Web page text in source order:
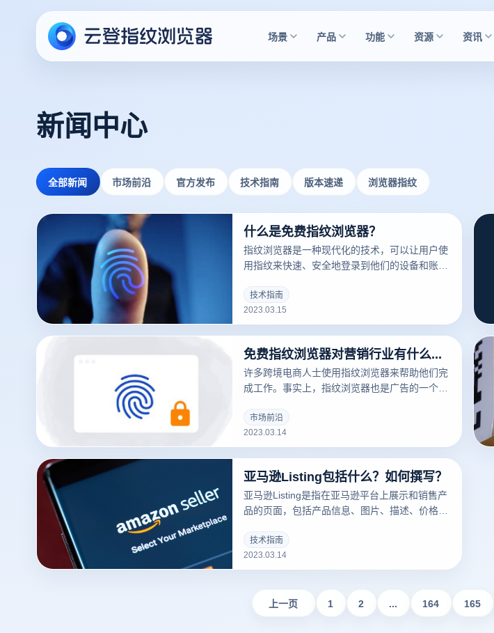
场景 产品 功能 资源 资讯
新闻中心
全部新闻 市场前沿 官方发布 技术指南 版本速递 浏览器指纹
什么是免费指纹浏览器？
指纹浏览器是一种现代化的技术，可以让用户使
用指纹来快速、安全地登录到他们的设备和账
一，并且越来越多的人开始使用它。
技术指南
2023.03.15
免费指纹浏览器对营销行业有什么作用？
许多跨境电商人士使用指纹浏览器来帮助他们完
成工作。事实上，指纹浏览器也是广告的一个非
问题。
市场前沿
2023.03.14
亚马逊Listing包括什么？如何撰写？
亚马逊Listing是指在亚马逊平台上展示和销售产
品的页面，包括产品信息、图片、描述、价格、
可以吸引更多的潜在买家，增加销量。以下云登
录指纹浏览器关于亚马逊Listing包括什么？如何
撰写？的一些建议。
技术指南
2023.03.14
上一页 1 2 ... 164 165